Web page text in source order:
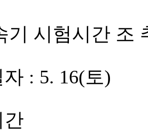
기 시험시간 조
: 5. 16(토)
간